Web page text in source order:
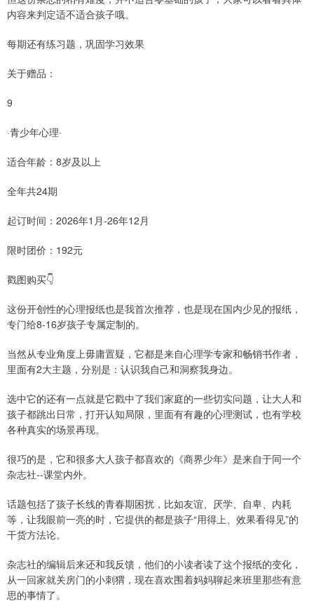
内容来判定适不适合孩子哦。
每期还有练习题，巩固学习效果
关于赠品：
9
·青少年心理·
适合年龄：8岁及以上
全年共24期
起订时间：2026年1月-26年12月
限时团价：192元
戳图购买👇
这份开创性的心理报纸也是我首次推荐，也是现在国内少见的报纸，
专门给8-16岁孩子专属定制的。
当然从专业角度上毋庸置疑，它都是来自心理学专家和畅销书作者，
里面有2大主题，分别是：认识我自己和洞察我身边。
选中它的还有一点就是它戳中了我们家庭的一些切实问题，让大人和
孩子都跳出日常，打开认知局限，里面有有趣的心理测试，也有学校
各种真实的场景再现。
很巧的是，它和很多大人孩子都喜欢的《商界少年》是来自于同一个
杂志社--课堂内外。
话题包括了孩子长线的青春期困扰，比如友谊、厌学、自卑、内耗
等，让我眼前一亮的时，它提供的都是孩子“用得上、效果看得见”的
干货方法论。
杂志社的编辑后来还和我反馈，他们的小读者读了这个报纸的变化，
从一回家就关房门的小刺猬，现在喜欢围着妈妈聊起来班里那些有意
思的事情了。